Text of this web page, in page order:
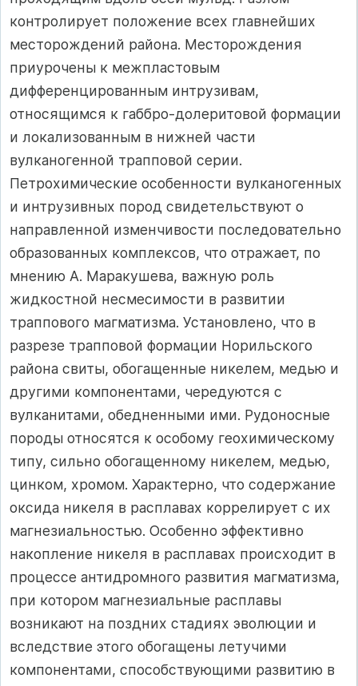
контроли­рует положение всех главнейших
месторождений района. Месторождения
приурочены к межпластовым
дифференцированным интрузивам,
относящимся к габбро-долеритовой формации
и локализован­ным в нижней части
вулканогенной трапповой серии.
Петрохимические особенности вулканогенных
и интрузивных пород свидетельствуют о
направленной изменчивости последовательно
образованных комплексов, что отражает, по
мнению А. Маракушева, важную роль
жидкостной несмесимости в разви­тии
траппового магматизма. Установлено, что в
разрезе трапповой формации Норильского
района сви­ты, обогащенные никелем, медью и
другими компонентами, чередуются с
вулканитами, обедненными ими. Рудоносные
породы относятся к особому геохимическому
типу, сильно обогащенному никелем, медью,
цинком, хромом. Характерно, что содержание
оксида никеля в расплавах коррелирует с их
магнезиальностью. Особенно эффективно
накопление никеля в расплавах происходит в
процессе анти­дромного развития магматизма,
при котором магнезиальные расплавы
возникают на поздних стадиях эволюции и
вследствие этого обогащены летучими
компонентами, способствующими развитию в